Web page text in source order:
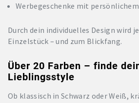
Werbegeschenke mit
Durch dein individuelles Design wird
Einzelstück – und zum Blickfang.
Über 20 Farben – finde
Lieblingsstyle
Ob klassisch in Schwarz oder Weiß,